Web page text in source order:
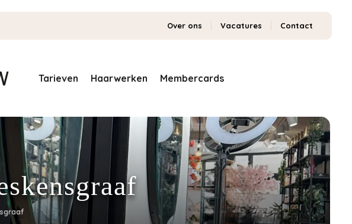
Over ons Vacatures Contact
Tarieven Haarwerken Membercards